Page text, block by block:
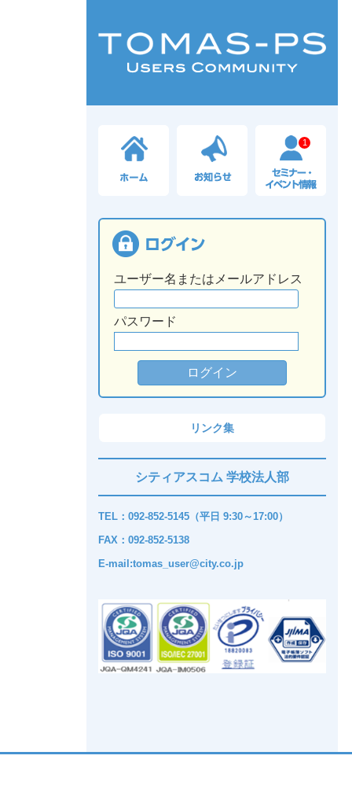
1
ユーザー名またはメールアドレス
パスワード
リンク集
シティアスコム 学校法人部
TEL：092-852-5145（平日 9:30～17:00）
FAX：092-852-5138
E-mail:tomas_user@city.co.jp